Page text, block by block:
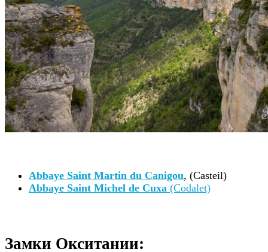
Abbaye Saint Martin du Canigou, (Casteil)
Abbaye Saint Michel de Cuxa (Codalet)
Замки Окситании: